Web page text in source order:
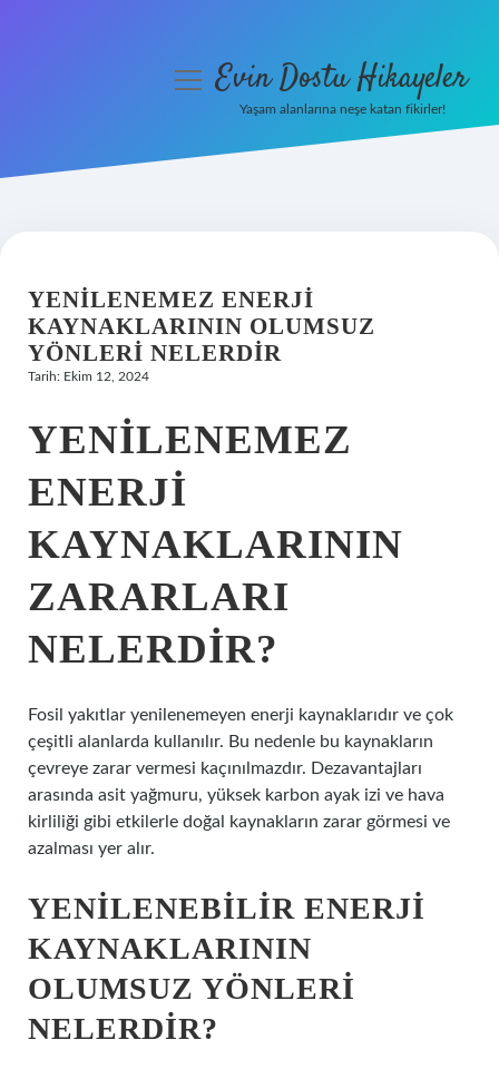
Hakkımızda
menüyüEvin Dostu Hikayeler
Yaşam alanlarına neşe katan fikirler!
YENILENEMEZ ENERJI
KAYNAKLARININ OLUMSUZ
YÖNLERI NELERDIR
Tarih: Ekim 12, 2024
YENILENEMEZ
ENERJI
KAYNAKLARININ
ZARARLARI
NELERDIR?
Fosil yakıtlar yenilenemeyen enerji kaynaklarıdır ve çok
çeşitli alanlarda kullanılır. Bu nedenle bu kaynakların
çevreye zarar vermesi kaçınılmazdır. Dezavantajları
arasında asit yağmuru, yüksek karbon ayak izi ve hava
kirliliği gibi etkilerle doğal kaynakların zarar görmesi ve
azalması yer alır.
YENILENEBILIR ENERJI
KAYNAKLARININ
OLUMSUZ YÖNLERI
NELERDIR?